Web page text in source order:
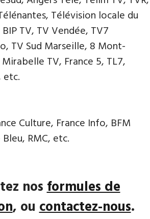
Télévision locale du
TV, TV Vendée, TV7
TV Sud Marseille, 8 Mont-
TV, France 5, TL7,
Culture, France Info, BFM
RMC, etc.
nosformules de
, oucontactez-nous.